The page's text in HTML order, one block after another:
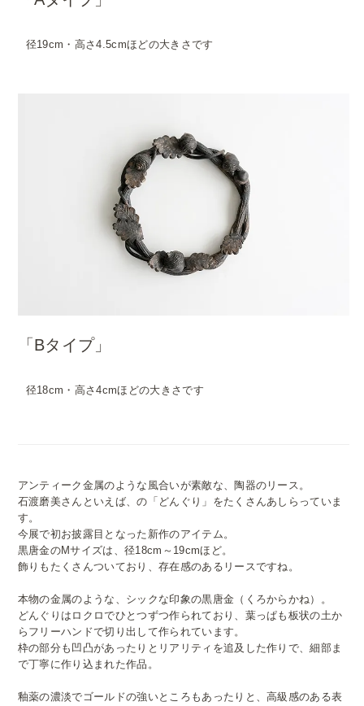
径19cm・高さ4.5cmほどの大きさです
「Bタイプ」
径18cm・高さ4cmほどの大きさです
アンティーク金属のような風合いが素敵な、陶器のリース。
石渡磨美さんといえば、の「どんぐり」をたくさんあしらっていま
す。
今展で初お披露目となった新作のアイテム。
黒唐金のMサイズは、径18cm～19cmほど。
飾りもたくさんついており、存在感のあるリースですね。
本物の金属のような、シックな印象の黒唐金（くろからかね）。
どんぐりはロクロでひとつずつ作られており、葉っぱも板状の土か
らフリーハンドで切り出して作られています。
枠の部分も凹凸があったりとリアリティを追及した作りで、細部ま
で丁寧に作り込まれた作品。
釉薬の濃淡でゴールドの強いところもあったりと、高級感のある表